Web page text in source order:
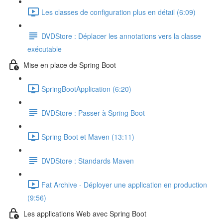
Les classes de configuration plus en détail (6:09)
DVDStore : Déplacer les annotations vers la classe
exécutable
Mise en place de Spring Boot
SpringBootApplication (6:20)
DVDStore : Passer à Spring Boot
Spring Boot et Maven (13:11)
DVDStore : Standards Maven
Fat Archive - Déployer une application en production
(9:56)
Les applications Web avec Spring Boot